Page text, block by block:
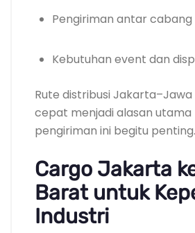
Pengiriman antar cabang
Kebutuhan event dan
Rute distribusi
cepat menjadi alasan utama
pengiriman ini begitu penting.
Cargo Jakarta
Barat untuk
Industri